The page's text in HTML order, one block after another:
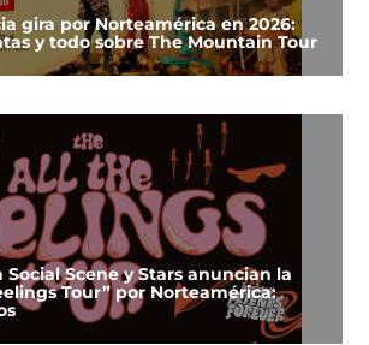
gira por Norteamérica en 2026:
y todo sobre The Mountain Tour
Scene y Stars anuncian la
Tour” por Norteamérica: